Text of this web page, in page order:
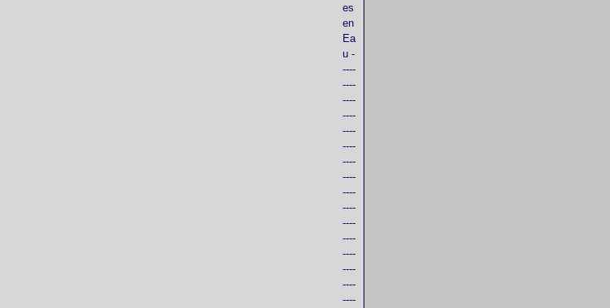
es
en
Ea
u -
----
----
----
----
----
----
----
----
----
----
----
----
----
----
----
----